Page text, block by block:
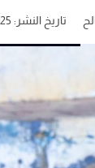
تاريخ النشر: 01/08/2025